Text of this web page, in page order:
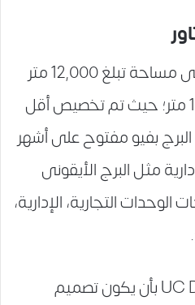
تم تأسيس ايست مول على مساحة تبلغ 12,000 متر
مربع، بارتفاع يصل إلى 160 متر؛ حيث تم تخصيص أقل
بفيو مفتوح على أشهر
مثل البرج الأيقونى
الوحدات التجارية، الإدارية،
اهتمت UC Developments بأن يكون تصميم